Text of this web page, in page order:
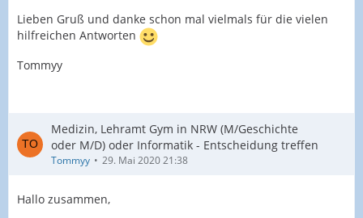
Lieben Gruß und danke schon mal vielmals für die vielen
hilfreichen Antworten
Tommyy
Medizin, Lehramt Gym in NRW (M/Geschichte
oder M/D) oder Informatik - Entscheidung treffen
Tommyy 29. Mai 2020 21:38
Hallo zusammen,